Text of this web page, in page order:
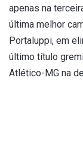
apenas na
última melhor
Portaluppi, em
último título
Atlético-MG na